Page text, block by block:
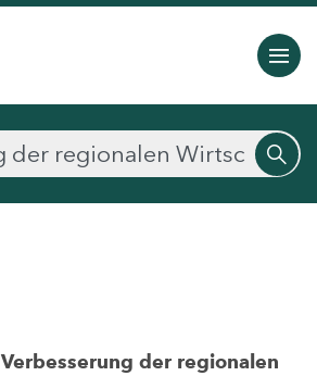
Verbesserung der regionalen